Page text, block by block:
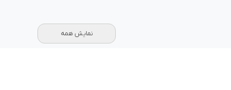
نمایش همه